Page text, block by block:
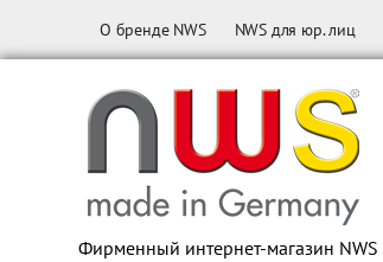
О бренде NWS NWS для юр. лиц
Фирменный интернет-магазин NWS